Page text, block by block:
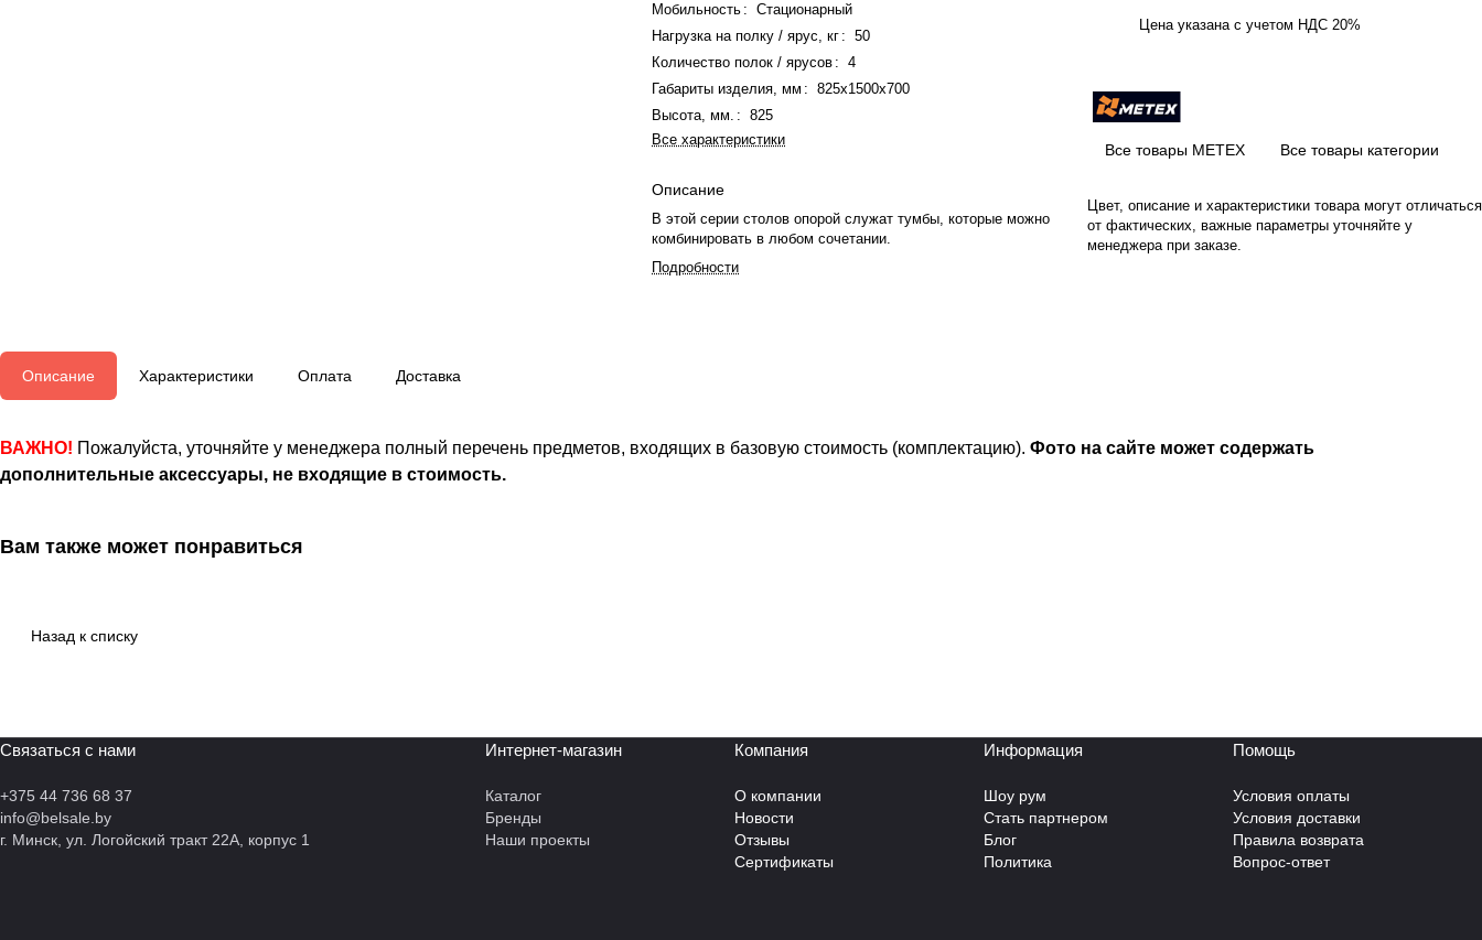
Мобильность :
Стационарный
Нагрузка на полку / ярус, кг :
50
Количество полок / ярусов :
4
Габариты изделия, мм :
825х1500х700
Высота, мм. :
825
Все характеристики
Описание
В этой серии столов опорой служат тумбы, которые можно
комбинировать в любом сочетании.
Подробности
Цена указана с учетом НДС 20%
Все товары МЕТЕХ Все товары категории
Цвет, описание и характеристики товара могут отличаться
от фактических, важные параметры уточняйте у
менеджера при заказе.
Описание Характеристики Оплата Доставка
ВАЖНО! Пожалуйста, уточняйте у менеджера полный перечень предметов, входящих в базовую стоимость (комплектацию). Фото на сайте может содержать
дополнительные аксессуары, не входящие в стоимость.
Вам также может понравиться
Назад к списку
Связаться с нами
+375 44 736 68 37
info@belsale.by
г. Минск, ул. Логойский тракт 22А, корпус 1
Интернет-магазин
Каталог
Бренды
Наши проекты
Компания
О компании
Новости
Отзывы
Сертификаты
Информация
Шоу рум
Стать партнером
Блог
Политика
Помощь
Условия оплаты
Условия доставки
Правила возврата
Вопрос-ответ